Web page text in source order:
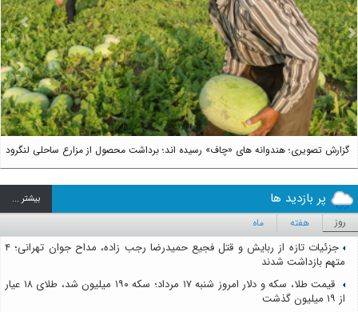
گزارش تصویری؛ هندوانه های «چاف» رسیده اند؛ برداشت محصول از مزارع ساحلی لنگرود
Next
پر بازدید ها بيشتر ...
روز هفته ماه
جزئیات تازه از ربایش و قتل فجیع حمیدرضا رجب زاده، مداح جوان تهرانی؛ ۴
متهم بازداشت شدند
قیمت طلا، سکه و دلار امروز شنبه ۱۷ مرداد؛ سکه ۱۹۰ میلیون شد، طلای ۱۸ عیار
از ۱۹ میلیون گذشت